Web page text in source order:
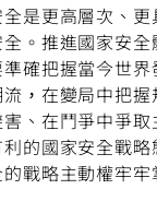
是更高層次、更
。推進國家安全
確把握當今世界
，在變局中把
、在鬥爭中爭
的國家安全戰略
戰略主動權牢